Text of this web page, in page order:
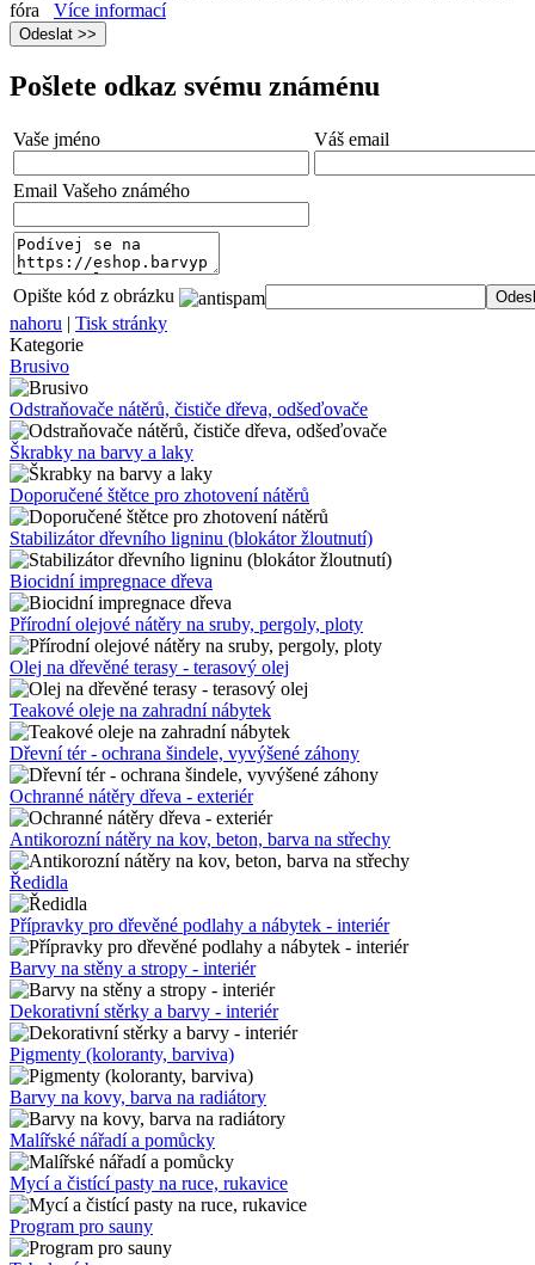
fóra
Více informací
Pošlete odkaz svému známénu
Vaše jméno Váš email
Email Vašeho známého
Opište kód z obrázku
nahoru | Tisk stránky
Kategorie
Brusivo
Odstraňovače nátěrů, čističe dřeva, odšeďovače
Škrabky na barvy a laky
Doporučené štětce pro zhotovení nátěrů
Stabilizátor dřevního ligninu (blokátor žloutnutí)
Biocidní impregnace dřeva
Přírodní olejové nátěry na sruby, pergoly, ploty
Olej na dřevěné terasy - terasový olej
Teakové oleje na zahradní nábytek
Dřevní tér - ochrana šindele, vyvýšené záhony
Ochranné nátěry dřeva - exteriér
Antikorozní nátěry na kov, beton, barva na střechy
Ředidla
Přípravky pro dřevěné podlahy a nábytek - interiér
Barvy na stěny a stropy - interiér
Dekorativní stěrky a barvy - interiér
Pigmenty (koloranty, barviva)
Barvy na kovy, barva na radiátory
Malířské nářadí a pomůcky
Mycí a čistící pasty na ruce, rukavice
Program pro sauny